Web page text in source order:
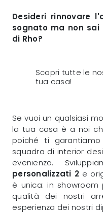
Desideri rinnovare
sognato ma non
di Rho?
Scopri tutte le
tua casa!
Se vuoi un qualsiasi
la tua casa è a noi
poiché ti
squadra di interior
evenienza.
personalizzati 2e
è unica: in
qualità dei nostri
esperienza dei nostri